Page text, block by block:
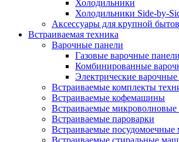
Холодильники
Холодильники Side-by-
Аксессуары для крупной
Встраиваемая техника
Варочные панели
Газовые варочные панели
Комбинированные
Электрические
Встраиваемые комплекты
Встраиваемые кофемашины
Встраиваемые микроволновые
Встраиваемые пароварки
Встраиваемые
Встраиваемые стиральные